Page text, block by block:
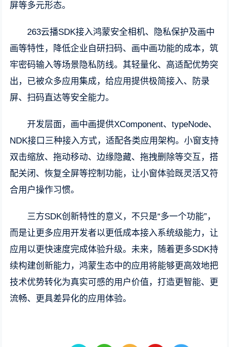
屏等多元形态。
263云播SDK接入鸿蒙安全相机、隐私保护及画中
画等特性，降低企业自研扫码、画中画功能的成本，筑
牢密码输入等场景隐私防线。其轻量化、高适配优势突
出，已被众多应用集成，给应用提供极简接入、防录
屏、扫码直达等安全能力。
开发层面，画中画提供XComponent、typeNode、
NDK接口三种接入方式，适配各类应用架构。小窗支持
双击缩放、拖动移动、边缘隐藏、拖拽删除等交互，搭
配关闭、恢复全屏等控制功能，让小窗体验既灵活又符
合用户操作习惯。
三方SDK创新特性的意义，不只是“多一个功能”，
而是让更多应用开发者以更低成本接入系统级能力，让
应用以更快速度完成体验升级。未来，随着更多SDK持
续构建创新能力，鸿蒙生态中的应用将能够更高效地把
技术优势转化为真实可感的用户价值，打造更智能、更
流畅、更具差异化的应用体验。